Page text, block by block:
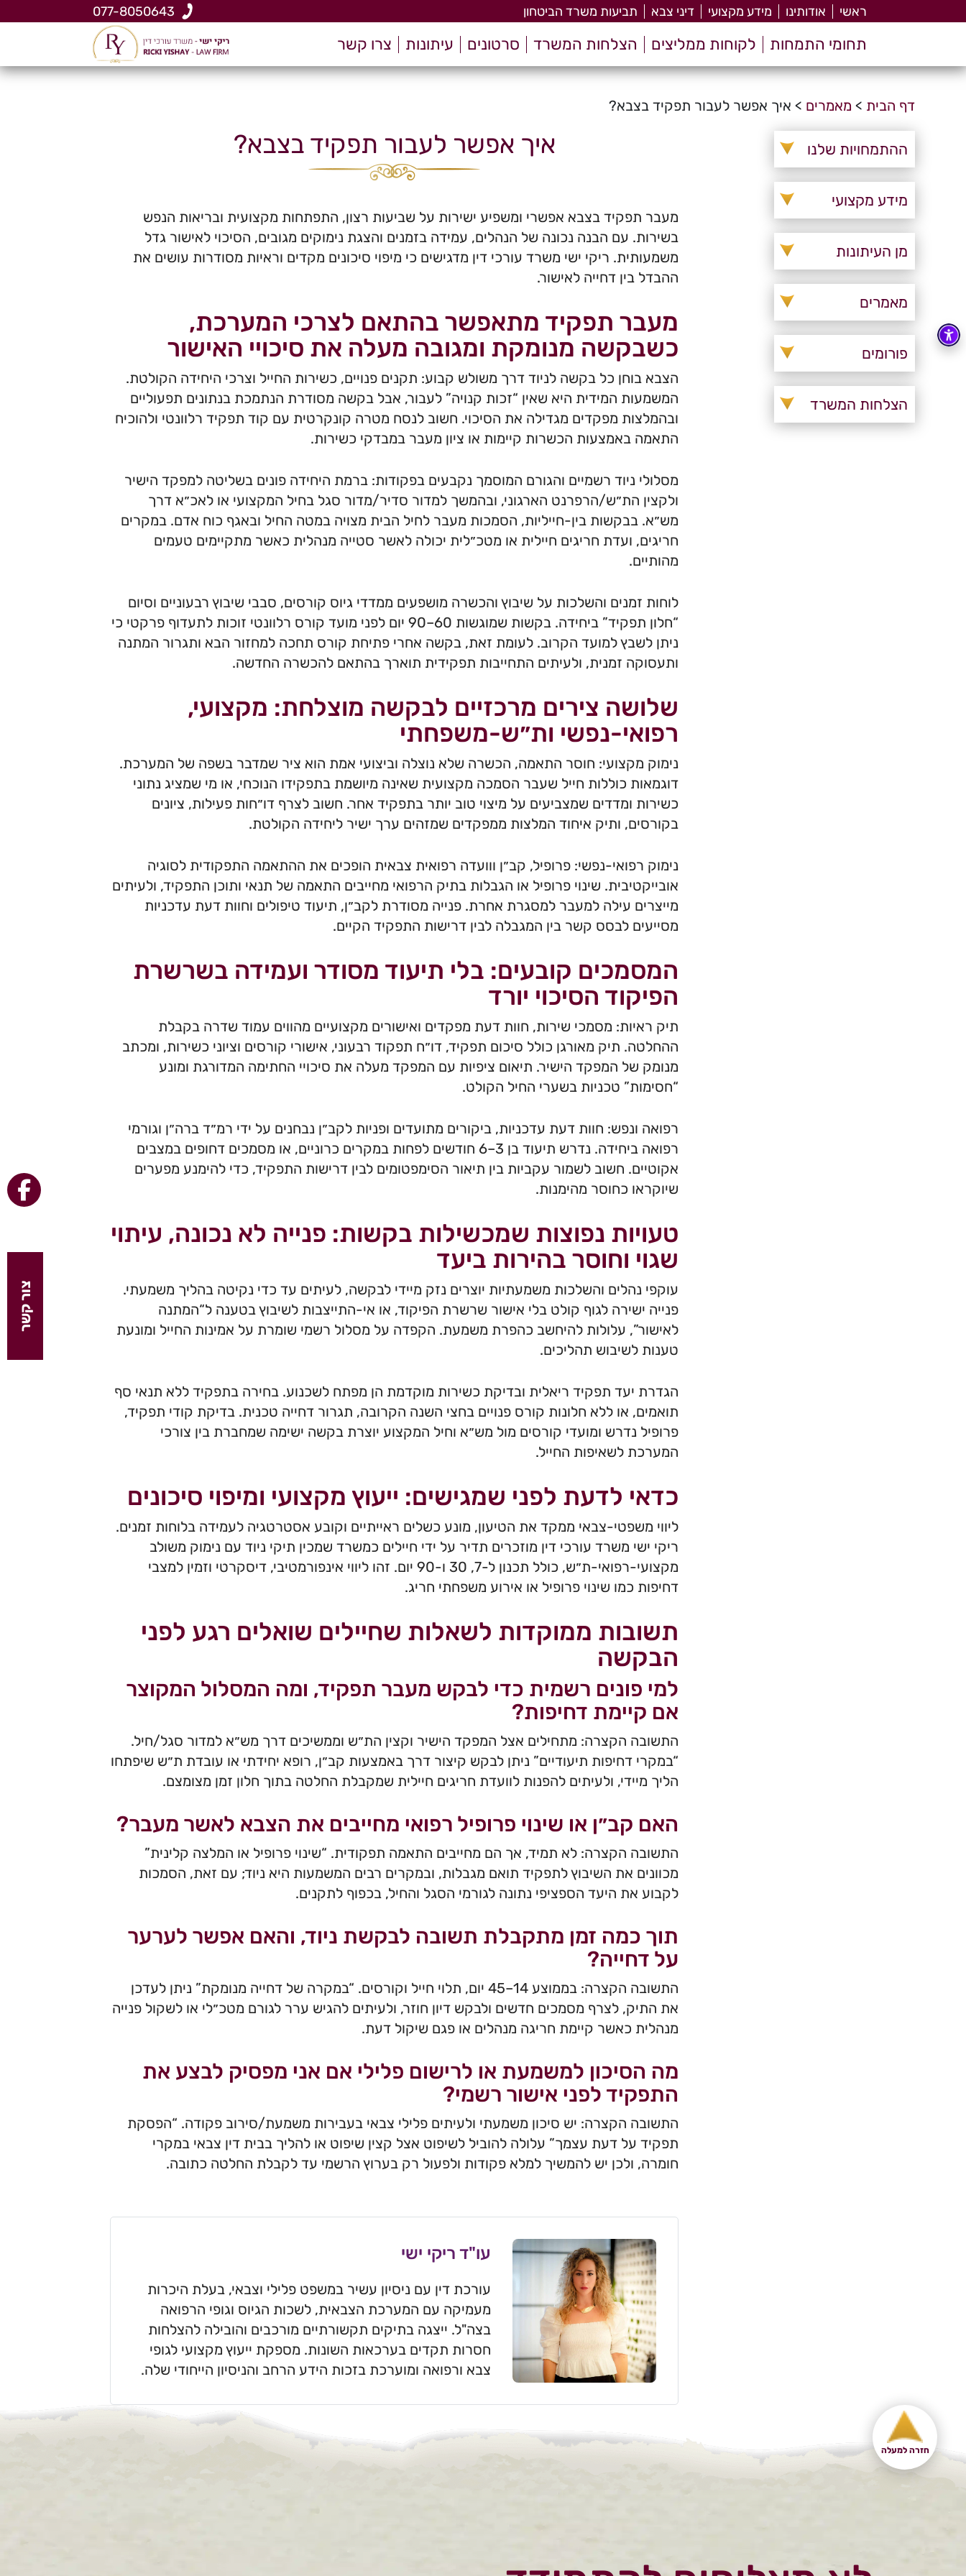
ראשי אודותינו מידע מקצועי דיני צבא תביעות משרד הביטחון 077-8050643
תחומי התמחות לקוחות ממליצים הצלחות המשרד סרטונים עיתונות צרו קשר
צור קשר
דף הבית > מאמרים > איך אפשר לעבור תפקיד בצבא?
ההתמחויות שלנו
מידע מקצועי
מן העיתונות
מאמרים
פורומים
הצלחות המשרד
איך אפשר לעבור תפקיד בצבא?
מעבר תפקיד בצבא אפשרי ומשפיע ישירות על שביעות רצון, התפתחות מקצועית ובריאות הנפש
בשירות. עם הבנה נכונה של הנהלים, עמידה בזמנים והצגת נימוקים מגובים, הסיכוי לאישור גדל
משמעותית. ריקי ישי משרד עורכי דין מדגישים כי מיפוי סיכונים מקדים וראיות מסודרות עושים את
ההבדל בין דחייה לאישור.
מעבר תפקיד מתאפשר בהתאם לצרכי המערכת,
כשבקשה מנומקת ומגובה מעלה את סיכויי האישור
הצבא בוחן כל בקשה לניוד דרך משולש קבוע: תקנים פנויים, כשירות החייל וצרכי היחידה הקולטת.
המשמעות המידית היא שאין “זכות קנויה” לעבור, אבל בקשה מסודרת הנתמכת בנתונים תפעוליים
ובהמלצות מפקדים מגדילה את הסיכוי. חשוב לנסח מטרה קונקרטית עם קוד תפקיד רלוונטי ולהוכיח
התאמה באמצעות הכשרות קיימות או ציון מעבר במבדקי כשירות.
מסלולי ניוד רשמיים והגורם המוסמך נקבעים בפקודות: ברמת היחידה פונים בשליטה למפקד הישיר
ולקצין הת״ש/הרפרנט הארגוני, ובהמשך למדור סדיר/מדור סגל בחיל המקצועי או לאכ״א דרך
מש״א. בבקשות בין-חייליות, הסמכות מעבר לחיל הבית מצויה במטה החיל ובאגף כוח אדם. במקרים
חריגים, ועדת חריגים חיילית או מטכ״לית יכולה לאשר סטייה מנהלית כאשר מתקיימים טעמים
מהותיים.
לוחות זמנים והשלכות על שיבוץ והכשרה מושפעים ממדדי גיוס קורסים, סבבי שיבוץ רבעוניים וסיום
“חלון תפקיד” ביחידה. בקשות שמוגשות 60–90 יום לפני מועד קורס רלוונטי זוכות לתעדוף פרקטי כי
ניתן לשבץ למועד הקרוב. לעומת זאת, בקשה אחרי פתיחת קורס תחכה למחזור הבא ותגרור המתנה
ותעסוקה זמנית, ולעיתים התחייבות תפקידית תוארך בהתאם להכשרה החדשה.
שלושה צירים מרכזיים לבקשה מוצלחת: מקצועי,
רפואי-נפשי ות״ש-משפחתי
נימוק מקצועי: חוסר התאמה, הכשרה שלא נוצלה וביצועי אמת הוא ציר שמדבר בשפה של המערכת.
דוגמאות כוללות חייל שעבר הסמכה מקצועית שאינה מיושמת בתפקידו הנוכחי, או מי שמציג נתוני
כשירות ומדדים שמצביעים על מיצוי טוב יותר בתפקיד אחר. חשוב לצרף דו״חות פעילות, ציונים
בקורסים, ותיק איחוד המלצות ממפקדים שמזהים ערך ישיר ליחידה הקולטת.
נימוק רפואי-נפשי: פרופיל, קב״ן ווועדה רפואית צבאית הופכים את ההתאמה התפקודית לסוגיה
אובייקטיבית. שינוי פרופיל או הגבלות בתיק הרפואי מחייבים התאמה של תנאי ותוכן התפקיד, ולעיתים
מייצרים עילה למעבר למסגרת אחרת. פנייה מסודרת לקב״ן, תיעוד טיפולים וחוות דעת עדכניות
מסייעים לבסס קשר בין המגבלה לבין דרישות התפקיד הקיים.
המסמכים קובעים: בלי תיעוד מסודר ועמידה בשרשרת
הפיקוד הסיכוי יורד
תיק ראיות: מסמכי שירות, חוות דעת מפקדים ואישורים מקצועיים מהווים עמוד שדרה בקבלת
ההחלטה. תיק מאורגן כולל סיכום תפקיד, דו״ח תפקוד רבעוני, אישורי קורסים וציוני כשירות, ומכתב
מנומק של המפקד הישיר. תיאום ציפיות עם המפקד מעלה את סיכויי החתימה המדורגת ומונע
“חסימות” טכניות בשערי החיל הקולט.
רפואה ונפש: חוות דעת עדכניות, ביקורים מתועדים ופניות לקב״ן נבחנים על ידי רמ״ד ברה״ן וגורמי
רפואה ביחידה. נדרש תיעוד בן 3–6 חודשים לפחות במקרים כרוניים, או מסמכים דחופים במצבים
אקוטיים. חשוב לשמור עקביות בין תיאור הסימפטומים לבין דרישות התפקיד, כדי להימנע מפערים
שיוקראו כחוסר מהימנות.
טעויות נפוצות שמכשילות בקשות: פנייה לא נכונה, עיתוי
שגוי וחוסר בהירות ביעד
עוקפי נהלים והשלכות משמעתיות יוצרים נזק מיידי לבקשה, לעיתים עד כדי נקיטה בהליך משמעתי.
פנייה ישירה לגוף קולט בלי אישור שרשרת הפיקוד, או אי-התייצבות לשיבוץ בטענה ל“המתנה
לאישור”, עלולות להיחשב כהפרת משמעת. הקפדה על מסלול רשמי שומרת על אמינות החייל ומונעת
טענות לשיבוש תהליכים.
הגדרת יעד תפקיד ריאלית ובדיקת כשירות מוקדמת הן מפתח לשכנוע. בחירה בתפקיד ללא תנאי סף
תואמים, או ללא חלונות קורס פנויים בחצי השנה הקרובה, תגרור דחייה טכנית. בדיקת קודי תפקיד,
פרופיל נדרש ומועדי קורסים מול מש״א וחיל המקצוע יוצרת בקשה ישימה שמחברת בין צורכי
המערכת לשאיפות החייל.
כדאי לדעת לפני שמגישים: ייעוץ מקצועי ומיפוי סיכונים
ליווי משפטי-צבאי ממקד את הטיעון, מונע כשלים ראייתיים וקובע אסטרטגיה לעמידה בלוחות זמנים.
ריקי ישי משרד עורכי דין מוזכרים תדיר על ידי חיילים כמשרד שמכין תיקי ניוד עם נימוק משולב
מקצועי-רפואי-ת״ש, כולל תכנון ל-7, 30 ו-90 יום. זהו ליווי אינפורמטיבי, דיסקרטי וזמין למצבי
דחיפות כמו שינוי פרופיל או אירוע משפחתי חריג.
תשובות ממוקדות לשאלות שחיילים שואלים רגע לפני
הבקשה
למי פונים רשמית כדי לבקש מעבר תפקיד, ומה המסלול המקוצר
אם קיימת דחיפות?
התשובה הקצרה: מתחילים אצל המפקד הישיר וקצין הת״ש וממשיכים דרך מש״א למדור סגל/חיל.
“במקרי דחיפות תיעודיים” ניתן לבקש קיצור דרך באמצעות קב״ן, רופא יחידתי או עובדת ת״ש שיפתחו
הליך מיידי, ולעיתים להפנות לוועדת חריגים חיילית שמקבלת החלטה בתוך חלון זמן מצומצם.
האם קב״ן או שינוי פרופיל רפואי מחייבים את הצבא לאשר מעבר?
התשובה הקצרה: לא תמיד, אך הם מחייבים התאמה תפקודית. “שינוי פרופיל או המלצה קלינית”
מכוונים את השיבוץ לתפקיד תואם מגבלות, ובמקרים רבים המשמעות היא ניוד; עם זאת, הסמכות
לקבוע את היעד הספציפי נתונה לגורמי הסגל והחיל, בכפוף לתקנים.
תוך כמה זמן מתקבלת תשובה לבקשת ניוד, והאם אפשר לערער
על דחייה?
התשובה הקצרה: בממוצע 14–45 יום, תלוי חייל וקורסים. “במקרה של דחייה מנומקת” ניתן לעדכן
את התיק, לצרף מסמכים חדשים ולבקש דיון חוזר, ולעיתים להגיש ערר לגורם מטכ״לי או לשקול פנייה
מנהלית כאשר קיימת חריגה מנהלים או פגם שיקול דעת.
מה הסיכון למשמעת או לרישום פלילי אם אני מפסיק לבצע את
התפקיד לפני אישור רשמי?
התשובה הקצרה: יש סיכון משמעתי ולעיתים פלילי צבאי בעבירות משמעת/סירוב פקודה. “הפסקת
תפקיד על דעת עצמך” עלולה להוביל לשיפוט אצל קצין שיפוט או להליך בבית דין צבאי במקרי
חומרה, ולכן יש להמשיך למלא פקודות ולפעול רק בערוץ הרשמי עד לקבלת החלטה כתובה.
עו"ד ריקי ישי
עורכת דין עם ניסיון עשיר במשפט פלילי וצבאי, בעלת היכרות
מעמיקה עם המערכת הצבאית, לשכות הגיוס וגופי הרפואה
בצה"ל. ייצגה בתיקים תקשורתיים מורכבים והובילה להצלחות
חסרות תקדים בערכאות השונות. מספקת ייעוץ מקצועי לגופי
צבא ורפואה ומוערכת בזכות הידע הרחב והניסיון הייחודי שלה.
חזרה למעלה